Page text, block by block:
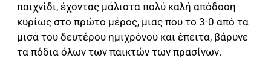
παιχνίδι, έχοντας μάλιστα πολύ καλή απόδοση
κυρίως στο πρώτο μέρος, μιας που το 3-0 από τα
μισά του δευτέρου ημιχρόνου και έπειτα, βάρυνε
τα πόδια όλων των παικτών των πρασίνων.